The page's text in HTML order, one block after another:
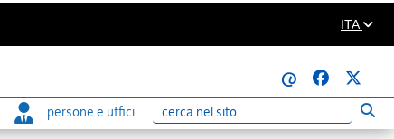
ITA
@
persone e uffici
Ricerca